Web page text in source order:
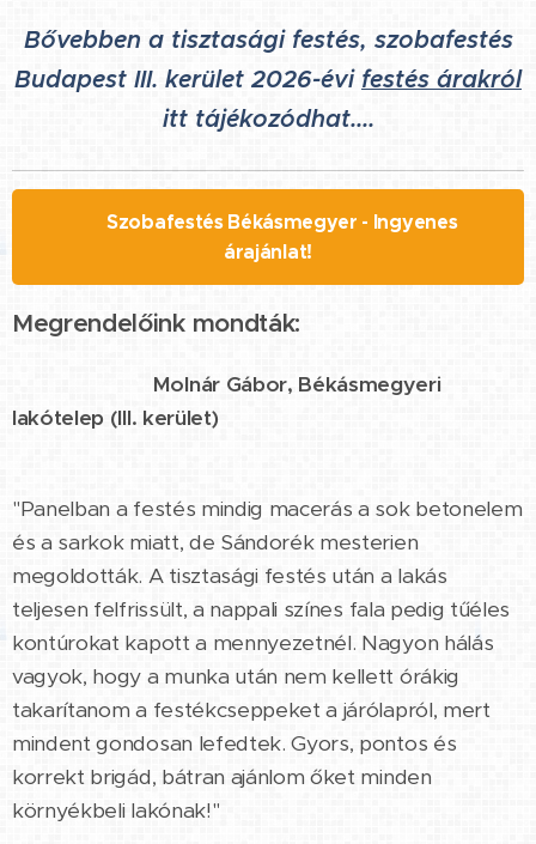
Bővebben a tisztasági festés, szobafestés
Budapest III. kerület 2026-évi festés árakról
itt tájékozódhat....
🖌️ Szobafestés Békásmegyer - Ingyenes
árajánlat!
Megrendelőink mondták:
Molnár Gábor, Békásmegyeri
lakótelep (III. kerület)
"Panelban a festés mindig macerás a sok betonelem
és a sarkok miatt, de Sándorék mesterien
megoldották. A tisztasági festés után a lakás
teljesen felfrissült, a nappali színes fala pedig tűéles
kontúrokat kapott a mennyezetnél. Nagyon hálás
vagyok, hogy a munka után nem kellett órákig
takarítanom a festékcseppeket a járólapról, mert
mindent gondosan lefedtek. Gyors, pontos és
korrekt brigád, bátran ajánlom őket minden
környékbeli lakónak!"